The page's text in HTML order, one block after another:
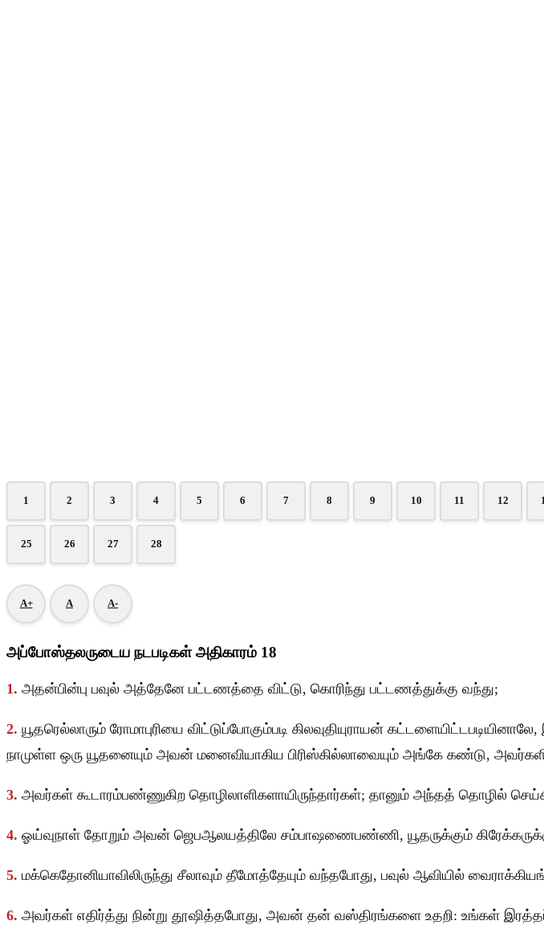
1 2 3 4 5 6 7 8 9 10 11 12
25 26 27 28
A+ A A-
அப்போஸ்தலருடைய நடபடிகள் அதிகாரம் 18
1. அதன்பின்பு பவுல் அத்தேனே பட்டணத்தை விட்டு, கொரிந்து பட்டணத்துக்கு வந்து;
2. யூதரெல்லாரும் ரோமாபுரியை விட்டுப்போகும்படி கிலவுதியுராயன்
நாமுள்ள ஒரு யூதனையும் அவன் மனைவியாகிய பிரிஸ்கில்லாவையும் அங்கே கண்டு,
3. அவர்கள் கூடாரம்பண்ணுகிற தொழிலாளிகளாயிருந்தார்கள்; தானும் அந்தத் தொழில்
4. ஓய்வுநாள் தோறும் அவன் ஜெபஆலயத்திலே சம்பாஷணைபண்ணி, யூதருக்கும்
5. மக்கெதோனியாவிலிருந்து சீலாவும் தீமோத்தேயும் வந்தபோது, பவுல் ஆவியில்
6. அவர்கள் எதிர்த்து நின்று தூஷித்தபோது, அவன் தன் வஸ்திரங்களை உதறி: உங்கள்